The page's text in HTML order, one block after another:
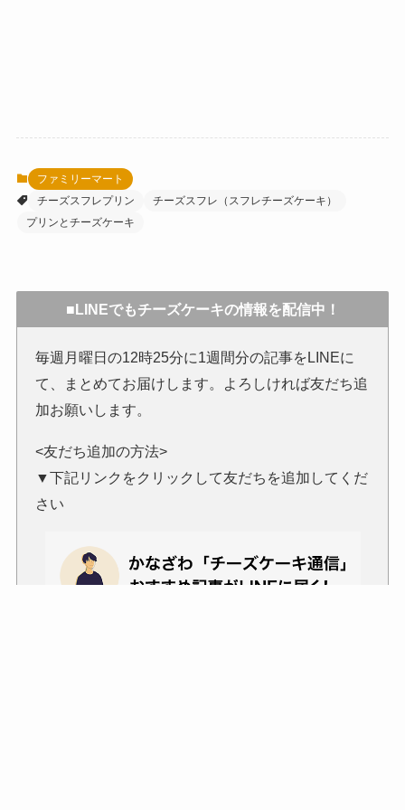
ファミリーマート
チーズスフレプリン
チーズスフレ（スフレチーズケーキ）
プリンとチーズケーキ
■LINEでもチーズケーキの情報を配信中！
毎週月曜日の12時25分に1週間分の記事をLINEに
て、まとめてお届けします。よろしければ友だち追
加お願いします。
<友だち追加の方法>
▼下記リンクをクリックして友だちを追加してくだ
さい